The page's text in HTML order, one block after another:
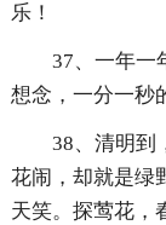
乐！
37、一年一
想念，一分一秒
38、清明到
花闹，却就是绿
天笑。探莺花，